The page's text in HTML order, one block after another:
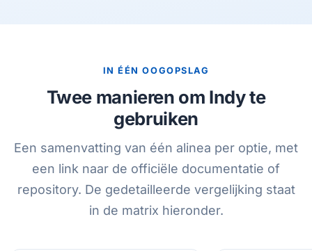
IN ÉÉN OOGOPSLAG
Twee manieren om Indy te
gebruiken
Een samenvatting van één alinea per optie, met
een link naar de officiële documentatie of
repository. De gedetailleerde vergelijking staat
in de matrix hieronder.